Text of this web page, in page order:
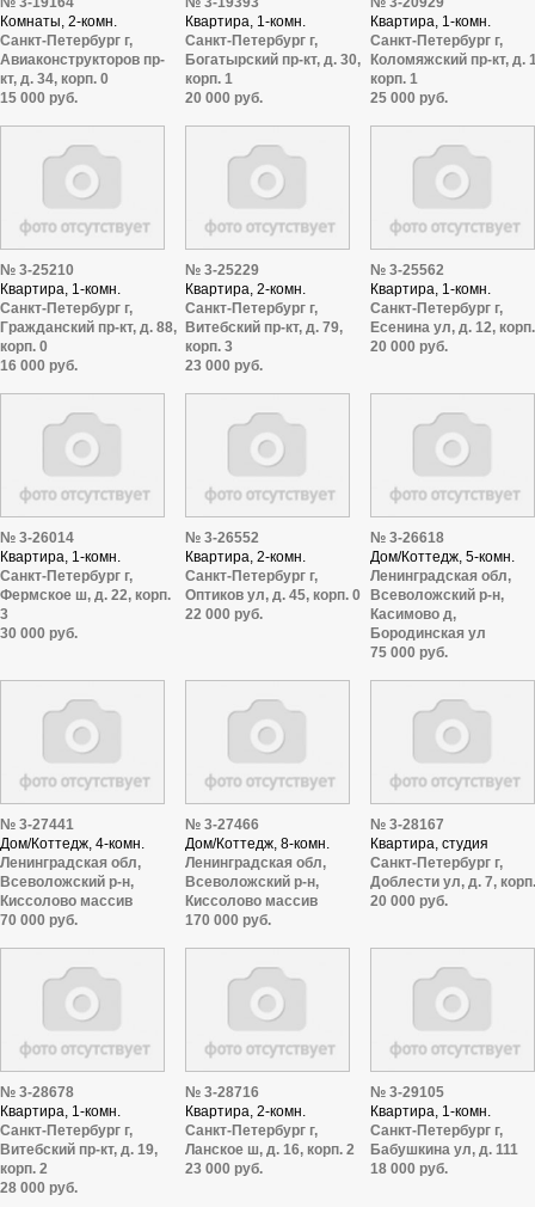
Комнаты, 2-комн.
Санкт-Петербург г,
Авиаконструкторов пр-
кт, д. 34, корп. 0
15 000 руб.
Квартира, 1-комн.
Санкт-Петербург г,
Богатырский пр-кт, д. 30,
корп. 1
20 000 руб.
Квартира, 1-комн.
Санкт-Петербург г,
Коломяжский пр-кт, д.
корп. 1
25 000 руб.
№ 3-25210
Квартира, 1-комн.
Санкт-Петербург г,
Гражданский пр-кт, д. 88,
корп. 0
16 000 руб.
№ 3-25229
Квартира, 2-комн.
Санкт-Петербург г,
Витебский пр-кт, д. 79,
корп. 3
23 000 руб.
№ 3-25562
Квартира, 1-комн.
Санкт-Петербург г,
Есенина ул, д. 12,
20 000 руб.
№ 3-26014
Квартира, 1-комн.
Санкт-Петербург г,
Фермское ш, д. 22, корп.
3
30 000 руб.
№ 3-26552
Квартира, 2-комн.
Санкт-Петербург г,
Оптиков ул, д. 45, корп. 0
22 000 руб.
№ 3-26618
Дом/Коттедж, 5-комн.
Ленинградская обл,
Всеволожский р-н,
Касимово д,
Бородинская ул
75 000 руб.
№ 3-27441
Дом/Коттедж, 4-комн.
Ленинградская обл,
Всеволожский р-н,
Киссолово массив
70 000 руб.
№ 3-27466
Дом/Коттедж, 8-комн.
Ленинградская обл,
Всеволожский р-н,
Киссолово массив
170 000 руб.
№ 3-28167
Квартира, студия
Санкт-Петербург г,
Доблести ул, д. 7,
20 000 руб.
№ 3-28678
Квартира, 1-комн.
Санкт-Петербург г,
Витебский пр-кт, д. 19,
корп. 2
28 000 руб.
№ 3-28716
Квартира, 2-комн.
Санкт-Петербург г,
Ланское ш, д. 16, корп. 2
23 000 руб.
№ 3-29105
Квартира, 1-комн.
Санкт-Петербург г,
Бабушкина ул, д. 111
18 000 руб.